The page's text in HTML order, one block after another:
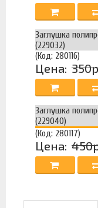
Заглушка
(229032)
(Код: 280116)
Цена:
Заглушка
(229040)
(Код: 280117)
Цена: